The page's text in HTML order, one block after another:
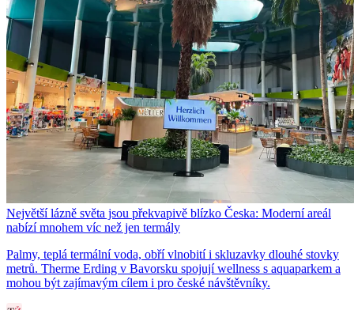
Největší lázně světa jsou překvapivě blízko Česka: Moderní areál
nabízí mnohem víc než jen termály
Palmy, teplá termální voda, obří vlnobití i skluzavky dlouhé stovky
metrů. Therme Erding v Bavorsku spojují wellness s aquaparkem a
mohou být zajímavým cílem i pro české návštěvníky.